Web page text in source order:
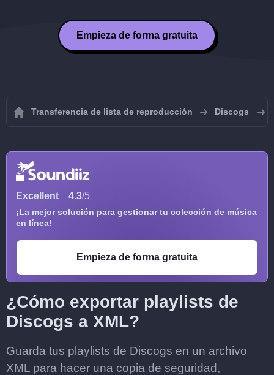
Empieza de forma gratuita
Transferencia de lista de reproducción Discogs
Excellent 4.3/5
¡La mejor solución para gestionar tu colección de música
en línea!
Empieza de forma gratuita
¿Cómo exportar playlists de
Discogs a XML?
Guarda tus playlists de Discogs en un archivo
XML para hacer una copia de seguridad,